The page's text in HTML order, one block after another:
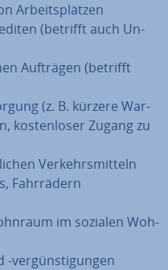
Ar­beits­plät­zen
(betrifft auch Un­
Aufträgen (betrifft
(z. B. kürzere War­
kos­ten­lo­ser Zugang zu
Ver­kehrs­mit­teln
Fahr­rä­dern
im sozialen Woh­
-ver­güns­ti­gun­gen